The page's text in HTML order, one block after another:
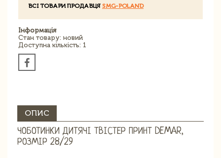
ВСІ ТОВАРИ ПРОДАВЦЯ SMG-POLAND
Інформація
Стан товару: новий
Доступна кількість: 1
ОПИС
ЧОБОТИНКИ ДИТЯЧІ ТВІСТЕР ПРИНТ DEMAR,
РОЗМІР 28/29